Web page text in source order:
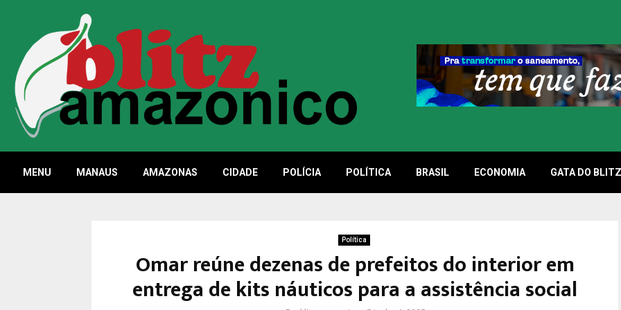
MENU MANAUS AMAZONAS CIDADE POLÍCIA POLÍTICA BRASIL ECONOMIA GATA DO BLITZ
Política
Omar reúne dezenas de prefeitos do interior em
entrega de kits náuticos para a assistência social